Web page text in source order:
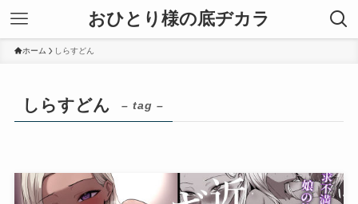
おひとり様の底ヂカラ
ホーム しらすどん
しらすどん – tag –